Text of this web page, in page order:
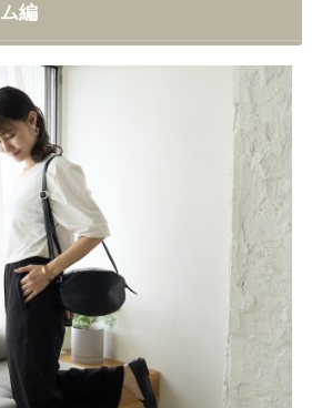
編